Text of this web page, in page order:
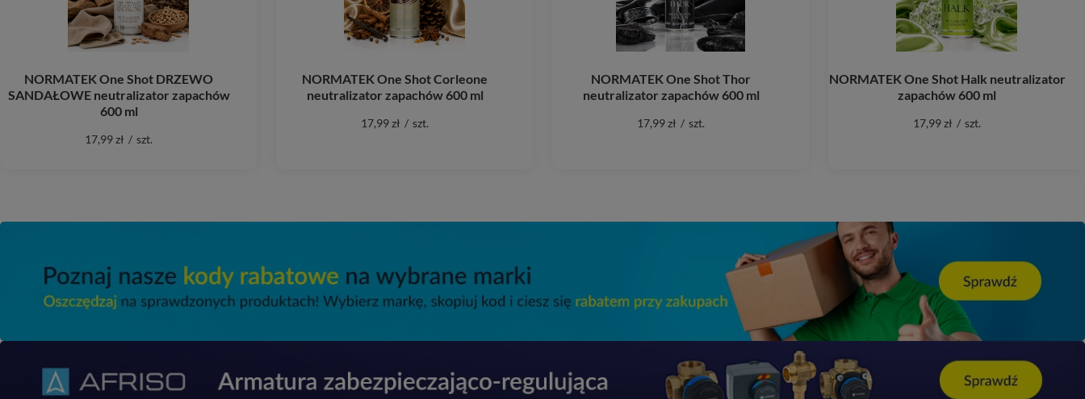
NORMATEK One Shot DRZEWO
SANDAŁOWE neutralizator zapachów
600 ml
17,99 zł / szt.
NORMATEK One Shot Corleone
neutralizator zapachów 600 ml
17,99 zł / szt.
NORMATEK One Shot Thor
neutralizator zapachów 600 ml
17,99 zł / szt.
NORMATEK One Shot Halk neutralizator
zapachów 600 ml
17,99 zł / szt.